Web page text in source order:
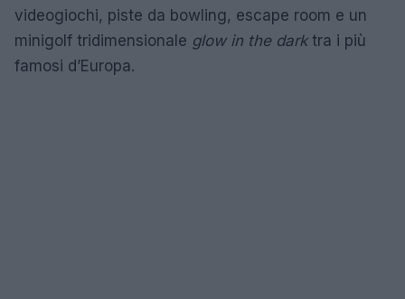
videogiochi, piste da bowling, escape room e un
minigolf tridimensionale glow in the darktra i più
famosi d’Europa.